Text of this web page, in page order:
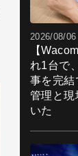
2026/08/06
【
れ1台で
事を完結
管理と現
いた